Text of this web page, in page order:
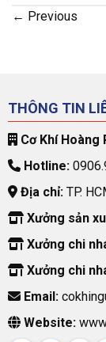
← Previous
THÔNG TIN
Cơ Khí Hoàng
Hotline:
Địa chỉ:TP.
Xưởng sản
Xưởng chi
Xưởng chi
Email:
Website: